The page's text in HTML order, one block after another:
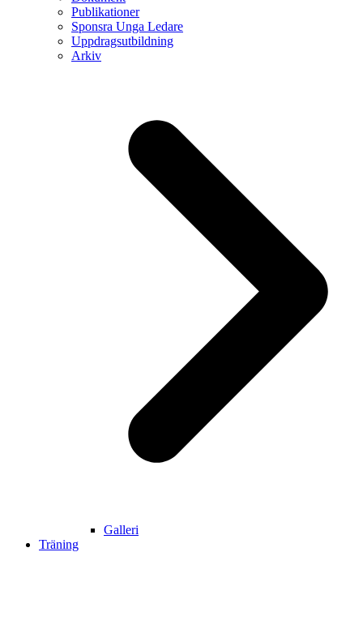
Publikationer
Sponsra Unga Ledare
Uppdragsutbildning
Arkiv
Galleri
Träning